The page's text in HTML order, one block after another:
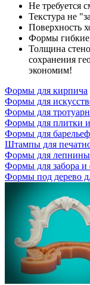
Не требуется
Текстура не
Поверхность
Формы
Толщина
сохранения
экономим!
Формы для кирпича
Формы для
Формы для
Формы для плитки
Формы для
Штампы для
Формы для лепнины
Формы для забора и
Формы под дерево